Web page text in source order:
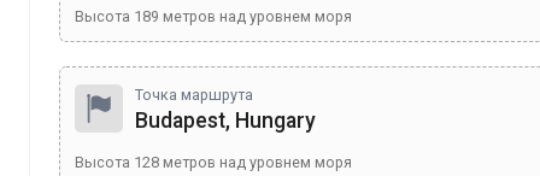
Высота 189 метров над уровнем моря
Точка маршрута
Budapest, Hungary
Высота 128 метров над уровнем моря